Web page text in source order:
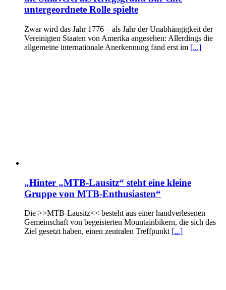
untergeordnete Rolle spielte
Zwar wird das Jahr 1776 – als Jahr der Unabhängigkeit der
Vereinigten Staaten von Amerika angesehen: Allerdings die
allgemeine internationale Anerkennung fand erst im [...]
„Hinter „MTB-Lausitz“ steht eine kleine
Gruppe von MTB-Enthusiasten“
Die >>MTB-Lausitz<< besteht aus einer handverlesenen
Gemeinschaft von begeisterten Mountainbikern, die sich das
Ziel gesetzt haben, einen zentralen Treffpunkt [...]